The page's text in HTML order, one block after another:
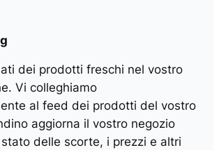
dei prodotti freschi nel vostro
Vi colleghiamo
al feed dei prodotti del vostro
aggiorna il vostro negozio
delle scorte, i prezzi e altri